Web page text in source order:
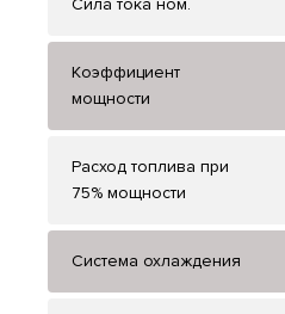
Сила тока ном.
Коэффициент
мощности
Расход топлива при
75% мощности
Система охлаждения